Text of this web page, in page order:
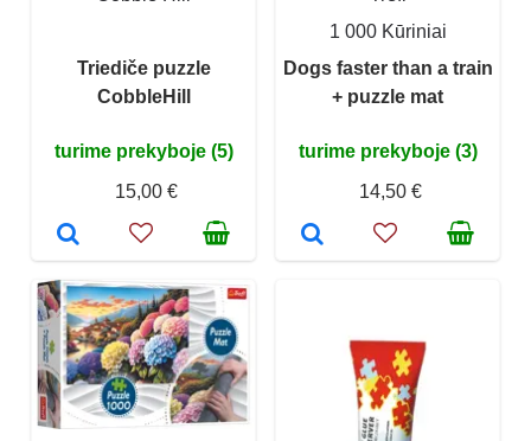
Triediče puzzle
CobbleHill
turime prekyboje (5)
15,00 €
1 000 Kūriniai
Dogs faster than a train
+ puzzle mat
turime prekyboje (3)
14,50 €